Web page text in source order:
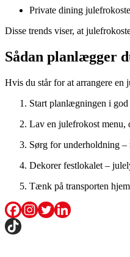
Private dining
Disse trends viser, at
Sådan planlægger
Hvis du står for at arrangere en
Start planlægningen i
Lav en julefrokost menu,
Sørg for underholdning
Dekorer festlokalet –
Tænk på transporten